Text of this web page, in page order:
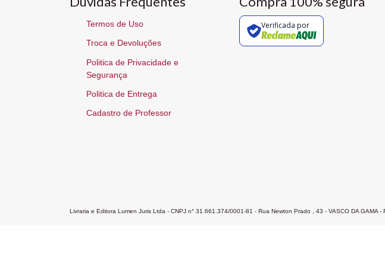
Termos de Uso
Troca e Devoluções
Politica de Privacidade e
Segurança
Politica de Entrega
Cadastro de Professor
Verificada por
Livraria e Editora Lumen Juris Ltda - CNPJ n° 31.661.374/0001-81 - Rua Newton Prado , 43 - VASCO DA GAMA -